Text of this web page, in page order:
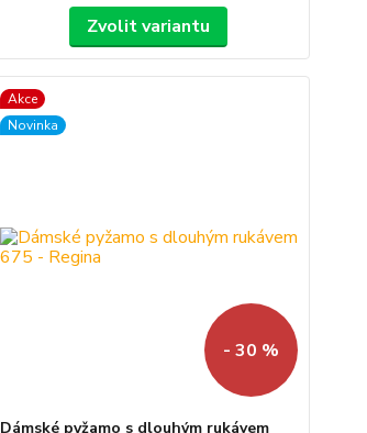
Zvolit variantu
Akce
Novinka
- 30 %
Dámské pyžamo s dlouhým rukávem